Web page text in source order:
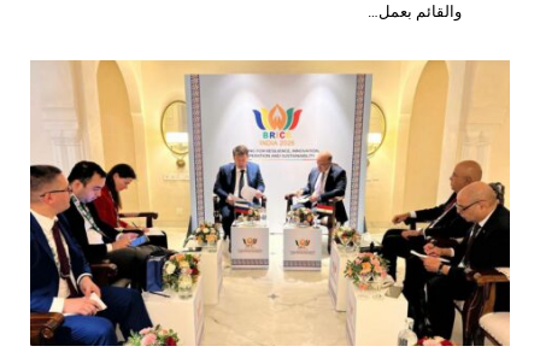
والقائم بعمل…